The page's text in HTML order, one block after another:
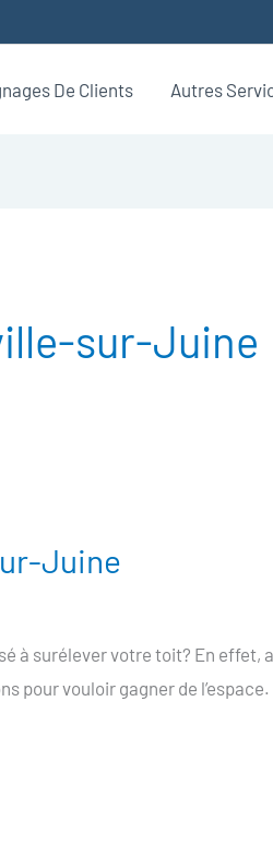
De Clients Autres
sur-Juine
Juine
surélever votre toit? En effet,
pour vouloir gagner de